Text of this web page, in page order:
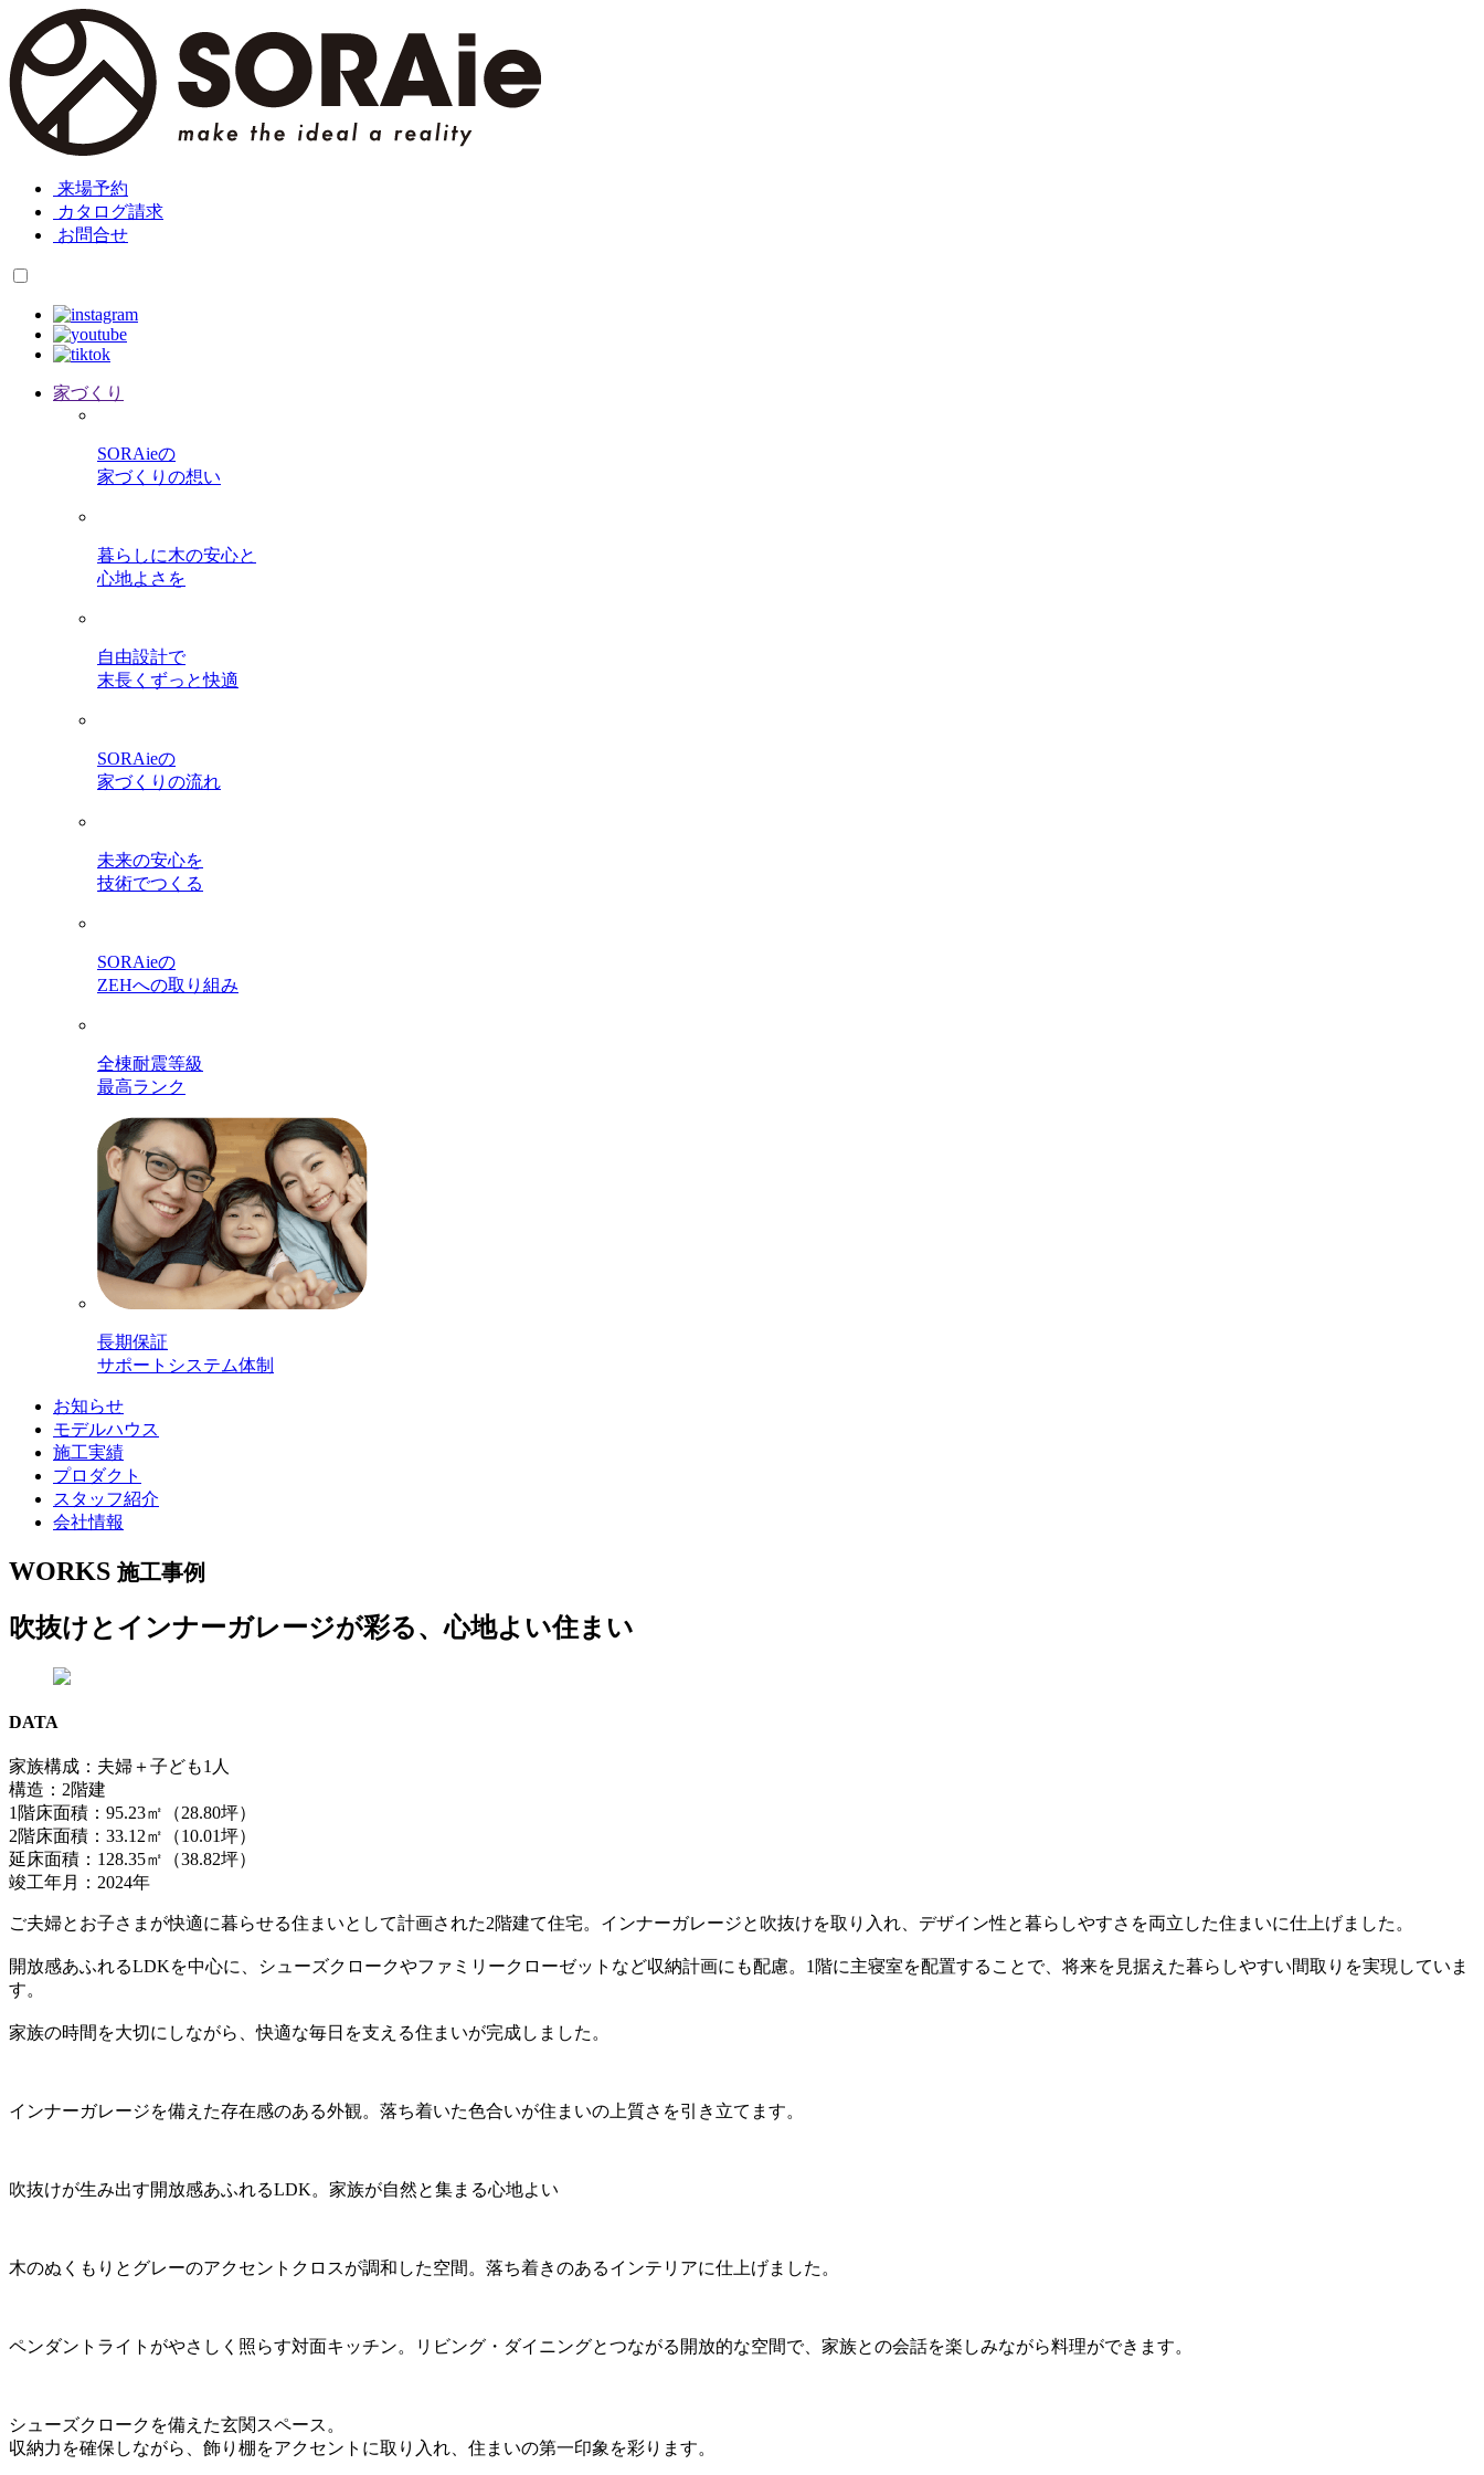
来場予約
カタログ請求
お問合せ
家づくり
SORAieの
家づくりの想い
暮らしに木の安心と
心地よさを
自由設計で
末長くずっと快適
SORAieの
家づくりの流れ
未来の安心を
技術でつくる
SORAieの
ZEHへの取り組み
全棟耐震等級
最高ランク
長期保証
サポートシステム体制
お知らせ
モデルハウス
施工実績
プロダクト
スタッフ紹介
会社情報
WORKS 施工事例
吹抜けとインナーガレージが彩る、心地よい住まい
DATA
家族構成：夫婦＋子ども1人
構造：2階建
1階床面積：95.23㎡（28.80坪）
2階床面積：33.12㎡（10.01坪）
延床面積：128.35㎡（38.82坪）
竣工年月：2024年
ご夫婦とお子さまが快適に暮らせる住まいとして計画された2階建て住宅。インナーガレージと吹抜けを取り入れ、デザイン性と暮らしやすさを両立した住まいに仕上げました。
開放感あふれるLDKを中心に、シューズクロークやファミリークローゼットなど収納計画にも配慮。1階に主寝室を配置することで、将来を見据えた暮らしやすい間取りを実現していま
す。
家族の時間を大切にしながら、快適な毎日を支える住まいが完成しました。
インナーガレージを備えた存在感のある外観。落ち着いた色合いが住まいの上質さを引き立てます。
吹抜けが生み出す開放感あふれるLDK。家族が自然と集まる心地よい
木のぬくもりとグレーのアクセントクロスが調和した空間。落ち着きのあるインテリアに仕上げました。
ペンダントライトがやさしく照らす対面キッチン。リビング・ダイニングとつながる開放的な空間で、家族との会話を楽しみながら料理ができます。
シューズクロークを備えた玄関スペース。
収納力を確保しながら、飾り棚をアクセントに取り入れ、住まいの第一印象を彩ります。